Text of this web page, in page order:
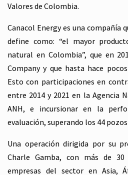
Valores de Colombia.
Canacol Energy es una compañía
define como: “el mayor
natural en Colombia”, que en
Company y que hasta hace
Esto con participaciones en
entre 2014 y 2021 en la Agencia
ANH, e incursionar en la
evaluación, superando los 44
Una operación dirigida por su
Charle Gamba, con más de
empresas del sector en Asia,